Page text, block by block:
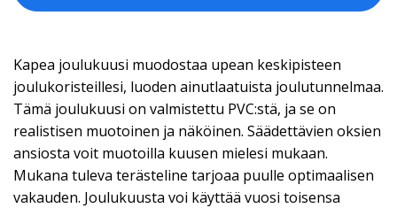
Kapea joulukuusi muodostaa upean keskipisteen
joulukoristeillesi, luoden ainutlaatuista joulutunnelmaa.
Tämä joulukuusi on valmistettu PVC:stä, ja se on
realistisen muotoinen ja näköinen. Säädettävien oksien
ansiosta voit muotoilla kuusen mielesi mukaan.
Mukana tuleva terästeline tarjoaa puulle optimaalisen
vakauden. Joulukuusta voi käyttää vuosi toisensa